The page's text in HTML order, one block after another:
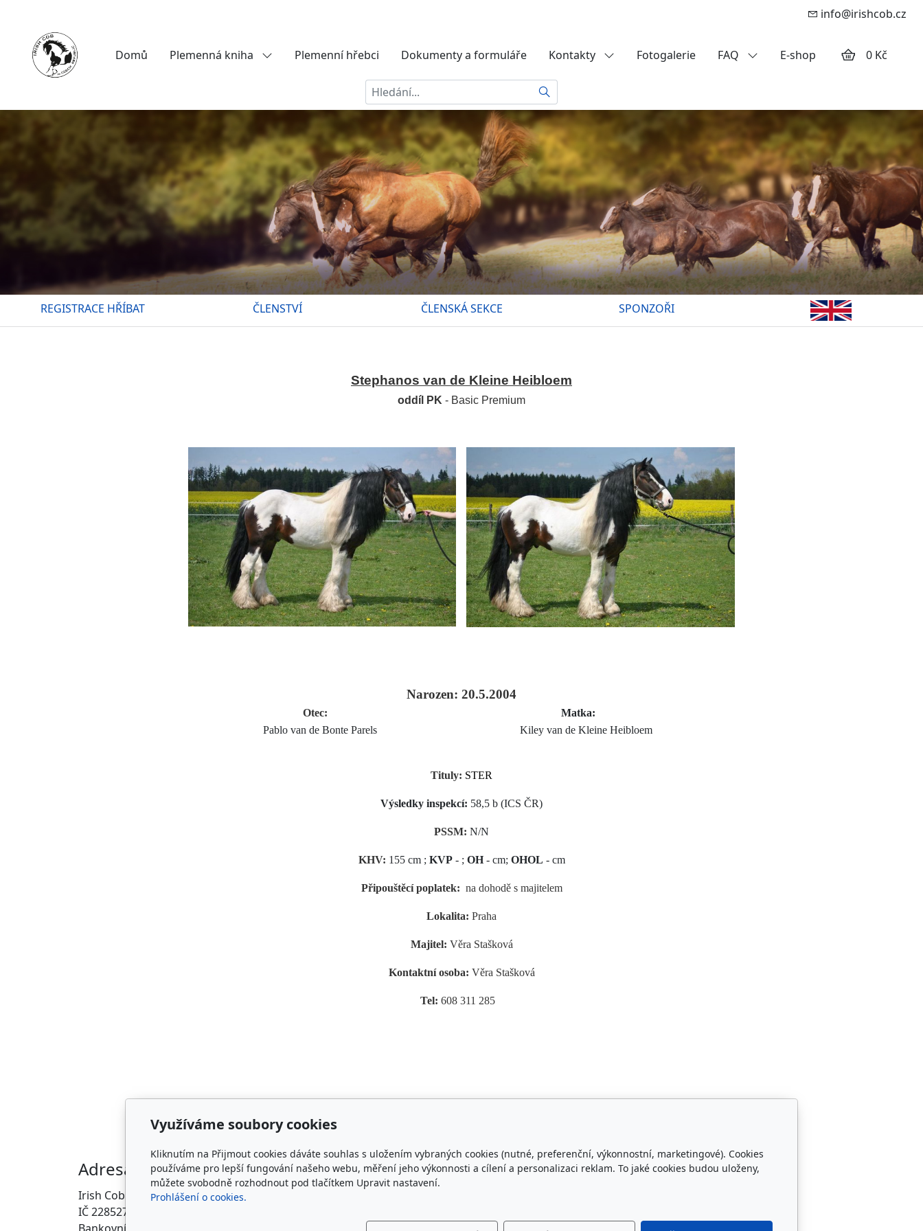
info@irishcob.cz
Domů Plemenná kniha Plemenní hřebci Dokumenty a formuláře Kontakty Fotogalerie FAQ E-shop 0 Kč
Hledat
REGISTRACE HŘÍBAT ČLENSTVÍ ČLENSKÁ SEKCE SPONZOŘI
Stephanos van de Kleine Heibloem
oddíl PK - Basic Premium
Narozen: 20.5.2004
Otec:
Matka:
Pablo van de Bonte ParelsKiley van de Kleine Heibloem
Tituly: STER
Výsledky inspekcí: 58,5 b (ICS ČR)
PSSM: N/N
KHV: 155 cm ; KVP- ; OH- cm; OHOL - cm
Připouštěcí poplatek: na dohodě s majitelem
Lokalita: Praha
Majitel: Věra Stašková
Kontaktní osoba: Věra Stašková
Tel: 608 311 285
Adresa
Irish Cob the Czech Republic, z.s.
IČ 22852778
Kontakt Plemenná kniha Sledujte nás
Využíváme soubory cookies
Kliknutím na Přijmout cookies dáváte souhlas s uložením vybraných cookies (nutné, preferenční, výkonnostní, marketingové). Cookies
používáme pro lepší fungování našeho webu, měření jeho výkonnosti a cílení a personalizaci reklam. To jaké cookies budou uloženy,
můžete svobodně rozhodnout pod tlačítkem Upravit nastavení.
Prohlášení o cookies.